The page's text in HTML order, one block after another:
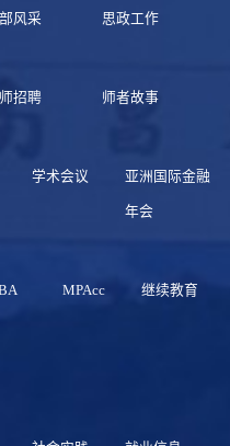
风采 思政工作
招聘 师者故事
学术会议 亚洲国际金融
年会
MPAcc 继续教育